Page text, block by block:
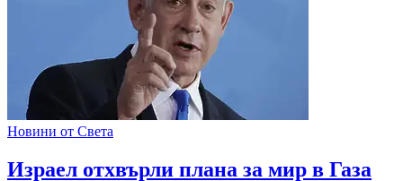
Новини от Света
Израел отхвърли плана за мир в Газа